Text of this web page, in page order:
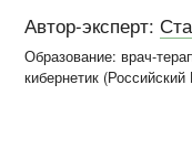
Автор-эксперт:
Образование: врач-
кибернетик (